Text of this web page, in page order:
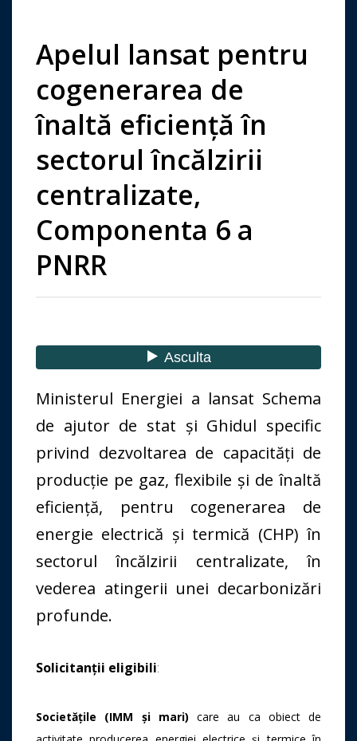
Apelul lansat pentru
cogenerarea de
înaltă eficiență în
sectorul încălzirii
centralizate,
Componenta 6 a
PNRR
Ministerul Energiei a lansat Schema
de ajutor de stat și Ghidul specific
privind dezvoltarea de capacităţi de
producţie pe gaz, flexibile și de înaltă
eficienţă, pentru cogenerarea de
energie electrică și termică (CHP) în
sectorul încălzirii centralizate, în
vederea atingerii unei decarbonizări
profunde.
Solicitanții eligibili:
Societăţile (IMM și mari) care au ca obiect de